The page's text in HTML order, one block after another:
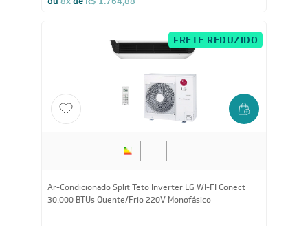
FRETE REDUZIDO
Ar-Condicionado Split Teto Inverter LG WI-FI Conect
30.000 BTUs Quente/Frio 220V Monofásico